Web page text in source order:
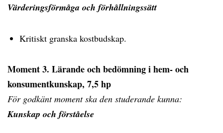
Värderingsförmåga och förhållningssätt
Kritiskt granska kostbudskap.
Moment 3. Lärande och bedömning i hem- och
konsumentkunskap, 7,5 hp
För godkänt moment ska den studerande kunna:
Kunskap och förståelse